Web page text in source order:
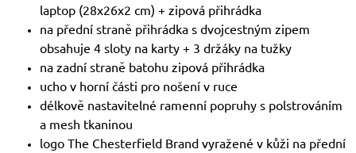
laptop (28x26x2 cm) + zipová přihrádka
na přední straně přihrádka s dvojcestným zipem
obsahuje 4 sloty na karty + 3 držáky na tužky
na zadní straně batohu zipová přihrádka
ucho v horní části pro nošení v ruce
délkově nastavitelné ramenní popruhy s polstrováním
a mesh tkaninou
logo The Chesterfield Brand vyražené v kůži na přední